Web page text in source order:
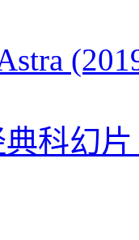
科幻